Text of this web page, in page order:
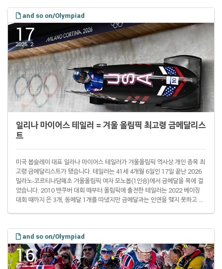
보유하고 있던 겨울 올림픽 통산 최다 금메달 획득 기록도 11개로 늘렸습니다.
여름 대회를 ..
and so on/Olympiad
17
2026. 2.
일리나 마이어스 테일러 = 겨울 올림픽 최고령 금메달리스
트
미국 봅슬레이 대표 일라나 마이어스 테일러가 겨울올림픽 역사상 개인 종목 최
고령 금메달리스트가 됐습니다. 테일러는 41세 4개월 6일인 17일 끝난 2026
밀라노-코르티나담페초 겨울올림픽 여자 모노봅(1인승)에서 금메달을 목에 걸
었습니다. 2010 밴쿠버 대회 때부터 올림픽에 출전한 테일러는 2022 베이징
대회 때까지 은 3개, 동메달 1개를 따냈지만 금메달과는 인연을 맺지 못하고 있
우라 놀테(28·독일)에 0.15초 뒤진 2위였지만 최종 4차 시기에서 0.04초 차 역
전에 성공했습니다. 그러면서 4전 5기 끝에 개인 첫 올림픽 금메달을 차지했습..
and so on/Olympiad
16
2026. 2.